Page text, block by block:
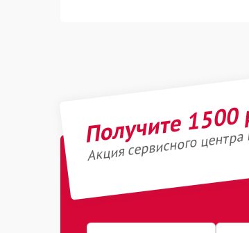
Получите
Акция сервисного